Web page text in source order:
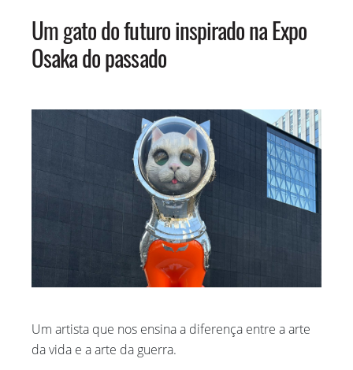
Um gato do futuro inspirado na Expo
Osaka do passado
Um artista que nos ensina a diferença entre a arte
da vida e a arte da guerra.